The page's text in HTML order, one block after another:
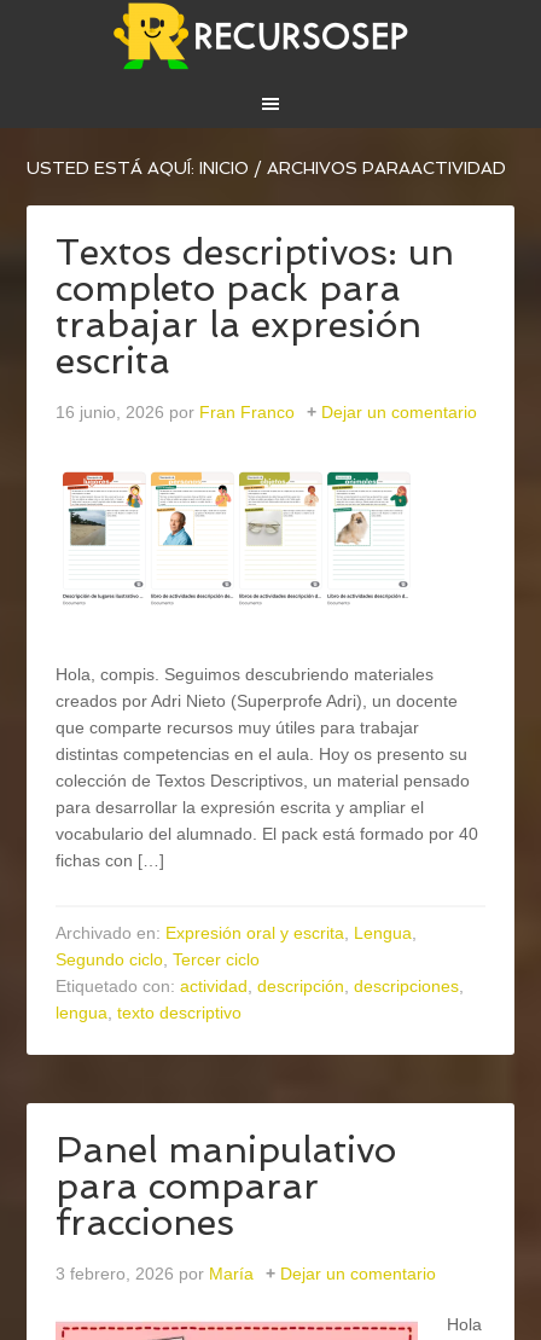
USTED ESTÁ AQUÍ:INICIO / ARCHIVOS PARAACTIVIDAD
Textos descriptivos: un
completo pack para
trabajar la expresión
escrita
16 junio, 2026 por Fran Franco Dejar un comentario
Hola, compis. Seguimos descubriendo materiales
creados por Adri Nieto (Superprofe Adri), un docente
que comparte recursos muy útiles para trabajar
distintas competencias en el aula. Hoy os presento su
colección de Textos Descriptivos, un material pensado
para desarrollar la expresión escrita y ampliar el
vocabulario del alumnado. El pack está formado por 40
fichas con […]
Archivado en: Expresión oral y escrita, Lengua,
Segundo ciclo,Tercer ciclo
Etiquetado con:actividad,descripción,descripciones,
lengua,texto descriptivo
Panel manipulativo
para comparar
fracciones
3 febrero, 2026 por María Dejar un comentario
Hola